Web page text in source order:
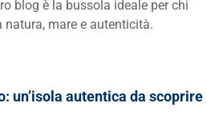
blog è la bussola ideale per chi
mare e autenticità.
un’isola autentica da scoprire